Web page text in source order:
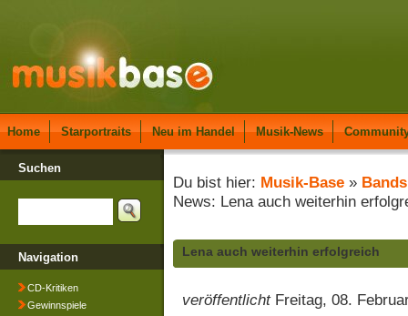
Home Starportraits Neu im Handel Musik-News
Suchen
Navigation
CD-Kritiken
Gewinnspiele
Du bist hier: Musik-Base » Bands
News: Lena auch weiterhin
Lena auch weiterhin erfolgreich
veröffentlichtFreitag, 08.